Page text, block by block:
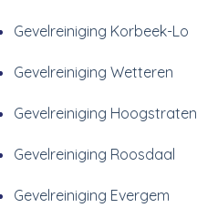
Gevelreiniging Korbeek-Lo
Gevelreiniging Wetteren
Gevelreiniging Hoogstraten
Gevelreiniging Roosdaal
Gevelreiniging Evergem